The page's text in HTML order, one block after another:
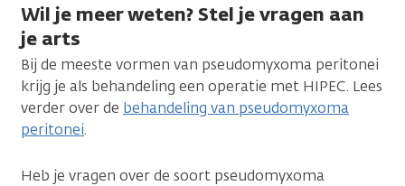
Wil je meer weten? Stel je vragen aan
je arts
Bij de meeste vormen van pseudomyxoma peritonei
krijg je als behandeling een operatie met HIPEC. Lees
verder over de behandeling van pseudomyxoma
peritonei.
Heb je vragen over de soort pseudomyxoma